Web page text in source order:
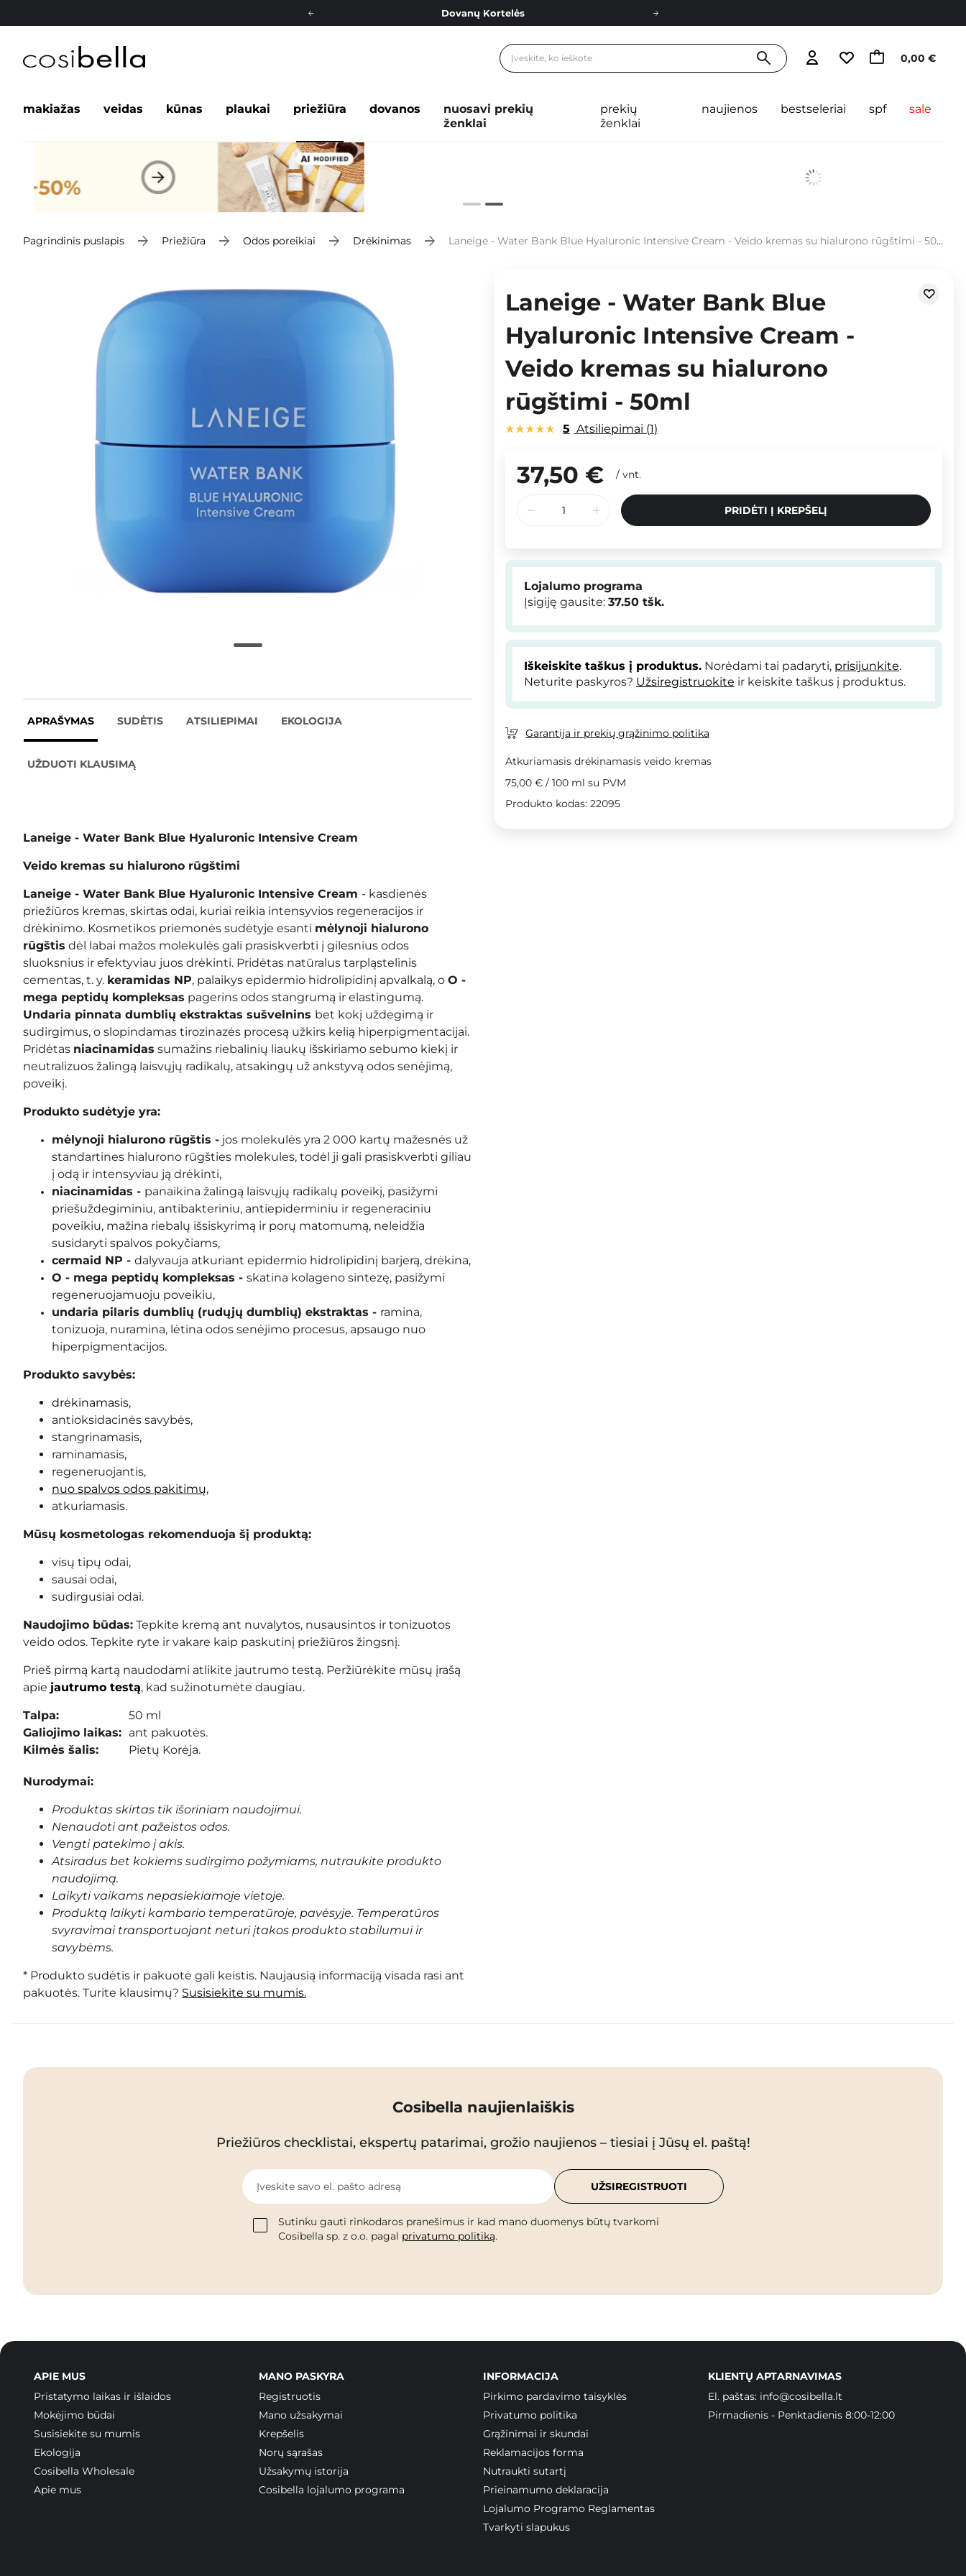
Dovanų Kortelės
Nemokamas pristatymas nuo 40,00 € 0,00 €
makiažas veidas kūnas plaukai priežiūra dovanos
nuosavi prekių
ženklai
prekių
ženklai
naujienos bestseleriai spf sale
Pagrindinis puslapis Priežiūra Odos poreikiai Drėkinimas Laneige - Water Bank Blue Hyaluronic Intensive Cream - Veido kremas su hialurono rūgštimi - 50ml
APRAŠYMAS SUDĖTIS ATSILIEPIMAI EKOLOGIJA
UŽDUOTI KLAUSIMĄ
Laneige - Water Bank Blue Hyaluronic Intensive Cream
Veido kremas su hialurono rūgštimi
Laneige - Water Bank Blue Hyaluronic Intensive Cream - kasdienės
priežiūros kremas, skirtas odai, kuriai reikia intensyvios regeneracijos ir
drėkinimo. Kosmetikos priemonės sudėtyje esanti mėlynoji hialurono
rūgštis dėl labai mažos molekulės gali prasiskverbti į gilesnius odos
sluoksnius ir efektyviau juos drėkinti. Pridėtas natūralus tarpląstelinis
cementas, t. y. keramidas NP, palaikys epidermio hidrolipidinį apvalkalą, o O -
mega peptidų kompleksas pagerins odos stangrumą ir elastingumą.
Undaria pinnata dumblių ekstraktas sušvelnins bet kokį uždegimą ir
sudirgimus, o slopindamas tirozinazės procesą užkirs kelią hiperpigmentacijai.
Pridėtas niacinamidas sumažins riebalinių liaukų išskiriamo sebumo kiekį ir
neutralizuos žalingą laisvųjų radikalų, atsakingų už ankstyvą odos senėjimą,
poveikį.
Produkto sudėtyje yra:
mėlynoji hialurono rūgštis - jos molekulės yra 2 000 kartų mažesnės už
standartines hialurono rūgšties molekules, todėl ji gali prasiskverbti giliau
į odą ir intensyviau ją drėkinti,
niacinamidas - panaikina žalingą laisvųjų radikalų poveikį, pasižymi
priešuždegiminiu, antibakteriniu, antiepiderminiu ir regeneraciniu
poveikiu, mažina riebalų išsiskyrimą ir porų matomumą, neleidžia
susidaryti spalvos pokyčiams,
cermaid NP - dalyvauja atkuriant epidermio hidrolipidinį barjerą, drėkina,
O - mega peptidų kompleksas - skatina kolageno sintezę, pasižymi
regeneruojamuoju poveikiu,
undaria pilaris dumblių (rudųjų dumblių) ekstraktas - ramina,
tonizuoja, nuramina, lėtina odos senėjimo procesus, apsaugo nuo
hiperpigmentacijos.
Produkto savybės:
drėkinamasis,
antioksidacinės savybės,
stangrinamasis,
raminamasis,
regeneruojantis,
nuo spalvos odos pakitimų,
atkuriamasis.
Mūsų kosmetologas rekomenduoja šį produktą:
visų tipų odai,
sausai odai,
sudirgusiai odai.
Naudojimo būdas: Tepkite kremą ant nuvalytos, nusausintos ir tonizuotos
veido odos. Tepkite ryte ir vakare kaip paskutinį priežiūros žingsnį.
Prieš pirmą kartą naudodami atlikite jautrumo testą. Peržiūrėkite mūsų įrašą
apie jautrumo testą, kad sužinotumėte daugiau.
Talpa:
50 ml
Galiojimo laikas: ant pakuotės.
Kilmės šalis:
Pietų Korėja.
Nurodymai:
Produktas skirtas tik išoriniam naudojimui.
Nenaudoti ant pažeistos odos.
Vengti patekimo į akis.
Atsiradus bet kokiems sudirgimo požymiams, nutraukite produkto
naudojimą.
Laikyti vaikams nepasiekiamoje vietoje.
Produktą laikyti kambario temperatūroje, pavėsyje. Temperatūros
svyravimai transportuojant neturi įtakos produkto stabilumui ir
savybėms.
* Produkto sudėtis ir pakuotė gali keistis. Naujausią informaciją visada rasi ant
pakuotės. Turite klausimų? Susisiekite su mumis.
Laneige - Water Bank Blue
Hyaluronic Intensive Cream -
Veido kremas su hialurono
rūgštimi - 50ml
5 Atsiliepimai 1
37,50 € / vnt.
PRIDĖTI Į KREPŠELĮ
Lojalumo programa
Įsigiję gausite: 37.50 tšk.
Iškeiskite taškus į produktus. Norėdami tai padaryti, prisijunkite.
Neturite paskyros? Užsiregistruokite ir keiskite taškus į produktus.
Garantija ir prekių grąžinimo politika
Atkuriamasis drėkinamasis veido kremas
75,00 € / 100 ml su PVM
Produkto kodas: 22095
Cosibella naujienlaiškis
Priežiūros checklistai, ekspertų patarimai, grožio naujienos – tiesiai į Jūsų el. paštą!
Įveskite savo el. pašto adresą
Sutinku gauti rinkodaros pranešimus ir kad mano duomenys būtų tvarkomi
Cosibella sp. z o.o. pagal privatumo politiką.
UŽSIREGISTRUOTI
APIE MUS
Pristatymo laikas ir išlaidos
Mokėjimo būdai
Susisiekite su mumis
Ekologija
Cosibella Wholesale
Apie mus
MANO PASKYRA
Registruotis
Mano užsakymai
Krepšelis
Norų sąrašas
Užsakymų istorija
Cosibella lojalumo programa
INFORMACIJA
Pirkimo pardavimo taisyklės
Privatumo politika
Grąžinimai ir skundai
Reklamacijos forma
Nutraukti sutartį
Prieinamumo deklaracija
Lojalumo Programo Reglamentas
Tvarkyti slapukus
KLIENTŲ APTARNAVIMAS
El. paštas: info@cosibella.lt
Pirmadienis - Penktadienis 8:00-12:00